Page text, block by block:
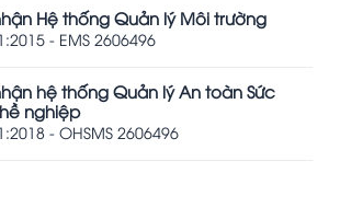
Hệ thống Quản lý Môi trường
- EMS 2606496
hệ thống Quản lý An toàn Sức
nghiệp
- OHSMS 2606496